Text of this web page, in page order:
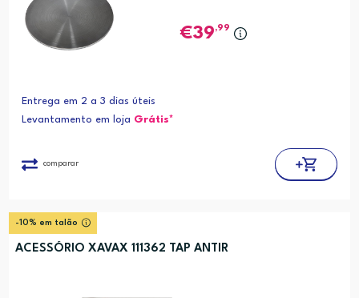
39,99
Entrega em 2 a 3 dias úteis
Levantamento em loja Grátis*
comparar
-10% em talão
ACESSÓRIO XAVAX 111362 TAP ANTIR